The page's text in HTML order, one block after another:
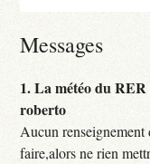
Messages
1.La météo du
roberto
Aucun renseignement
faire,alors ne rien